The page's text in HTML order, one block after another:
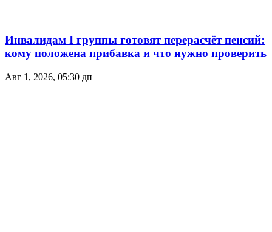
Инвалидам I группы готовят перерасчёт пенсий:
кому положена прибавка и что нужно проверить
Авг 1, 2026, 05:30 дп